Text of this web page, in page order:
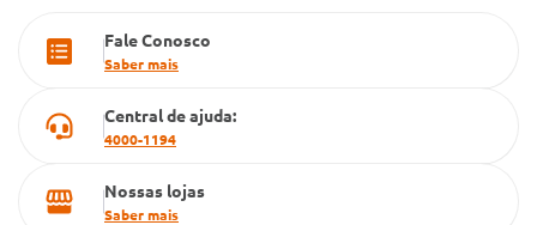
Cartão Grupo Conde
Fale Conosco
Saber mais
Central de ajuda:
4000-1194
Nossas lojas
Saber mais